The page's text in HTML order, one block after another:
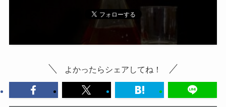
よかったらシェアしてね！